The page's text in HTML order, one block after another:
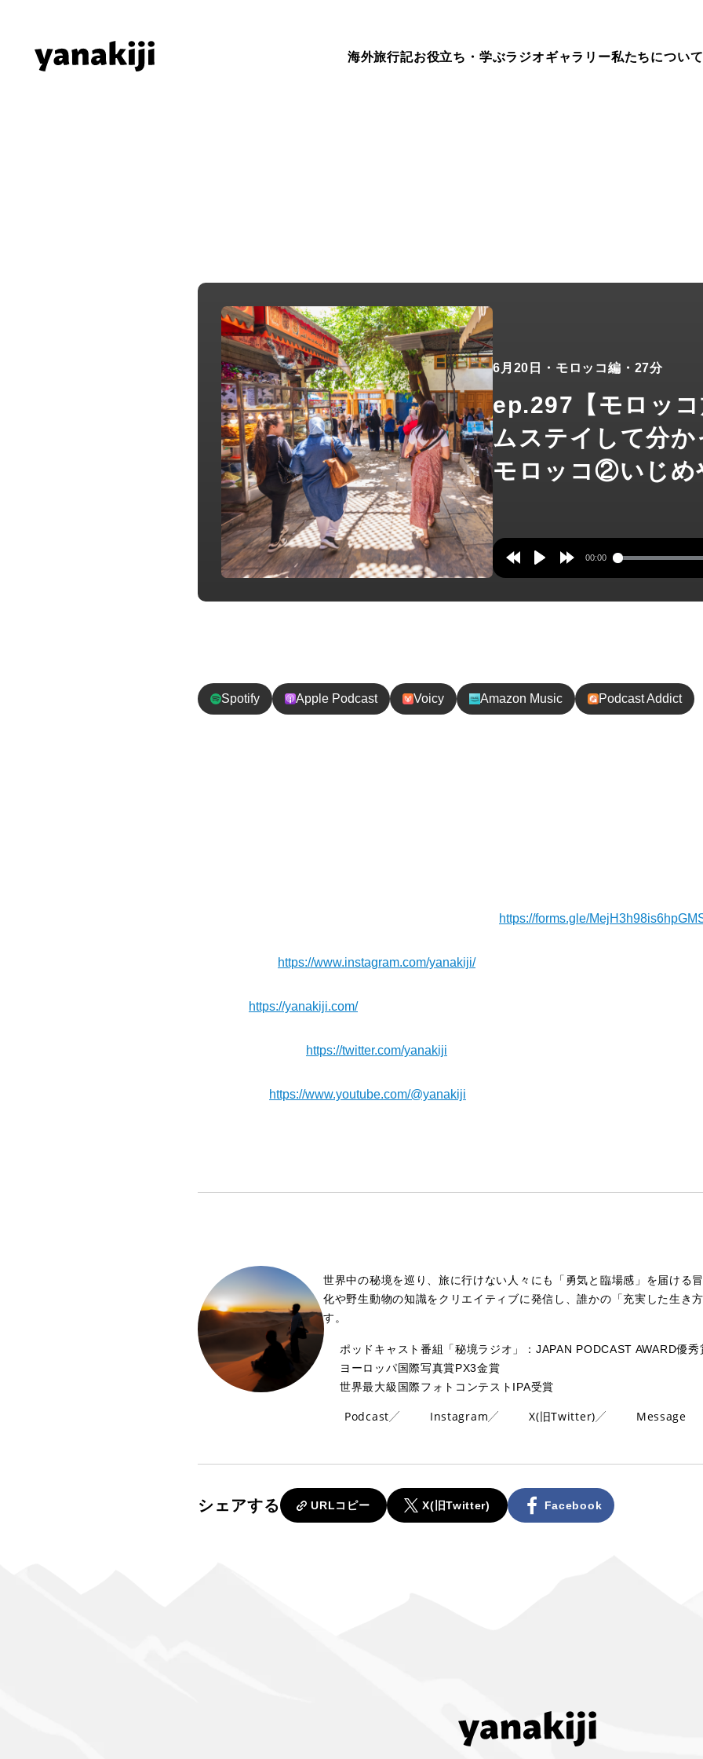
海外旅行記お役立ち・学ぶラジオギャラリー私たちについて
6月20日 ・モロッコ編 ・27分
ep.297【モロッ
ムステイして分か
モロッコ②いじめ
RewindPlay Forward
00:00
Spotify Apple Podcast Voicy Amazon Music Podcast Addict
https://forms.gle/
https://www.instagram.com/yanakiji/
https://yanakiji.com/
https://twitter.com/yanakiji
https://www.youtube.com/@yanakiji
世界中の秘境を巡り、旅に行けない人々にも「勇気と臨場感」を届ける
化や野生動物の知識をクリエイティブに発信し、誰かの「充実した生き
す。
ポッドキャスト番組「秘境ラジオ」：JAPAN PODCAST AWARD優秀
ヨーロッパ国際写真賞PX3金賞
世界最大級国際フォトコンテストIPA受賞
Podcast Instagram X(旧Twitter) Message
シェアする URLコピー X(旧Twitter) Facebook